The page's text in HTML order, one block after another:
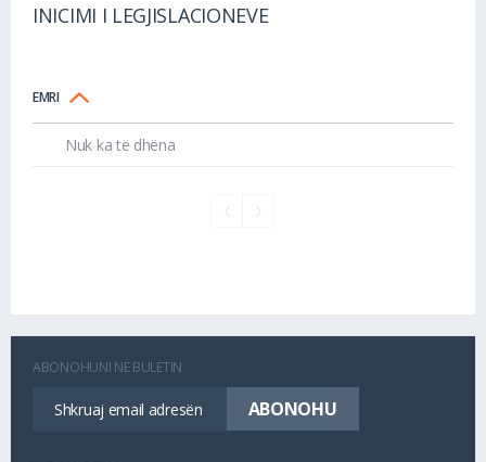
INICIMI I LEGJISLACIONEVE
EMRI
Nuk ka të dhëna
ABONOHUNI NË BULETIN